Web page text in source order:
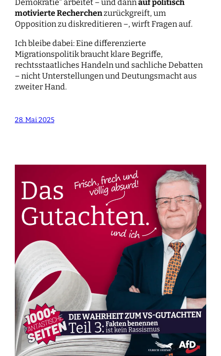
Demokratie“ arbeitet – und dannauf politisch
motivierte Recherchenzurückgreift, um
Opposition zu diskreditieren –, wirft Fragen auf.
Ich bleibe dabei: Eine differenzierte
Migrationspolitik braucht klare Begriffe,
rechtsstaatliches Handeln und sachliche Debatten
– nicht Unterstellungen und Deutungsmacht aus
zweiter Hand.
28. Mai 2025